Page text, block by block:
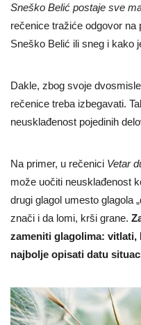
Sneško Belić postaje sve
rečenice tražiće odgovor na
Sneško Belić ili sneg i kako
Dakle, zbog svoje
rečenice treba izbegavati.
neusklađenost pojedinih
Na primer, u rečenici Vetar
može uočiti neusklađenost
drugi glagol umesto glagola
znači i da lomi, krši grane.
zameniti glagolima: vitlati,
najbolje opisati datu